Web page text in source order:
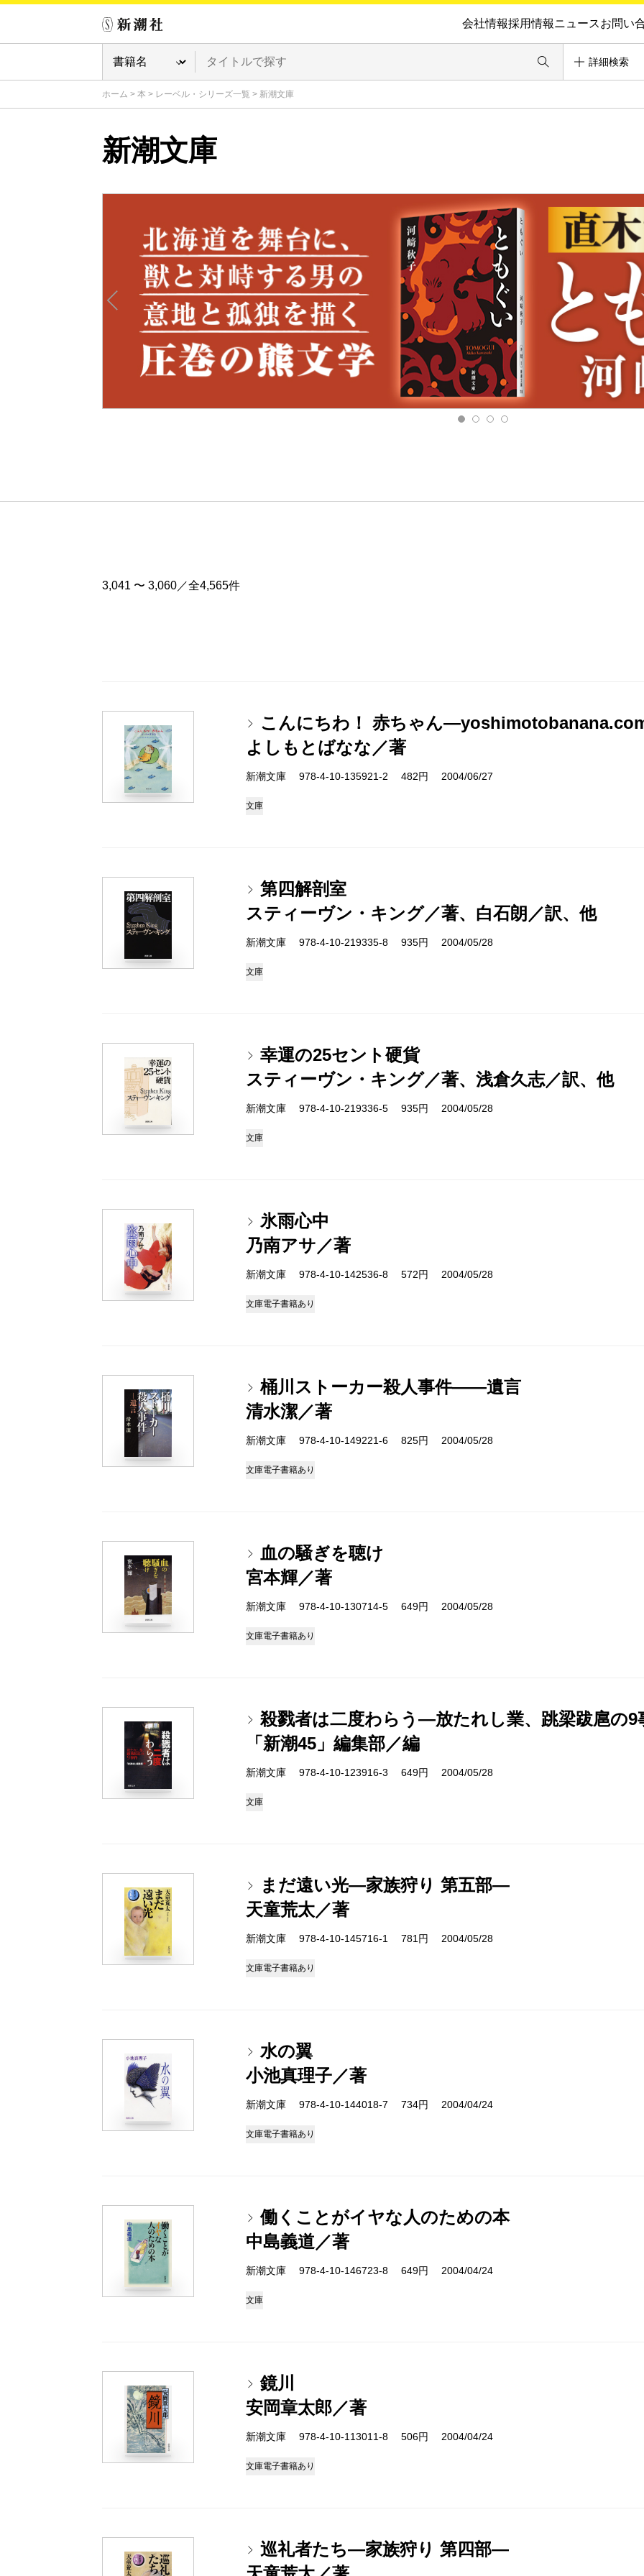
会社情報採用情報ニュースお問い
詳細検索
ホーム > 本 > レーベル・シリーズ一覧 > 新潮文庫
新潮文庫
3,041 〜 3,060／全4,565件
こんにちわ！ 赤ちゃん
よしもとばなな／著
新潮文庫 978-4-10-135921-2 482円 2004/06/27
文庫
第四解剖室
スティーヴン・キング／著、白石朗／訳、他
新潮文庫 978-4-10-219335-8 935円 2004/05/28
文庫
幸運の25セント硬貨
スティーヴン・キング／著、浅倉久志／訳、他
新潮文庫 978-4-10-219336-5 935円 2004/05/28
文庫
氷雨心中
乃南アサ／著
新潮文庫 978-4-10-142536-8 572円 2004/05/28
文庫電子書籍あり
桶川ストーカー殺人事件――遺言
清水潔／著
新潮文庫 978-4-10-149221-6 825円 2004/05/28
文庫電子書籍あり
血の騒ぎを聴け
宮本輝／著
新潮文庫 978-4-10-130714-5 649円 2004/05/28
文庫電子書籍あり
殺戮者は二度わらう―放たれし業、跳梁跋扈の
「新潮45」編集部／編
新潮文庫 978-4-10-123916-3 649円 2004/05/28
文庫
まだ遠い光―家族狩り 第五部―
天童荒太／著
新潮文庫 978-4-10-145716-1 781円 2004/05/28
文庫電子書籍あり
水の翼
小池真理子／著
新潮文庫 978-4-10-144018-7 734円 2004/04/24
文庫電子書籍あり
働くことがイヤな人のための本
中島義道／著
新潮文庫 978-4-10-146723-8 649円 2004/04/24
文庫
鏡川
安岡章太郎／著
新潮文庫 978-4-10-113011-8 506円 2004/04/24
文庫電子書籍あり
巡礼者たち―家族狩り 第四部―